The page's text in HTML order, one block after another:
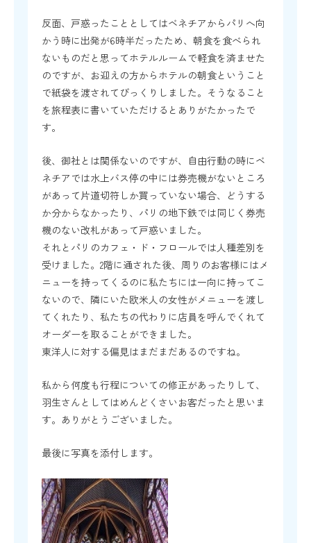
反面、戸惑ったこととしてはベネチアからパリへ向
かう時に出発が6時半だったため、朝食を食べられ
ないものだと思ってホテルルームで軽食を済ませた
のですが、お迎えの方からホテルの朝食ということ
で紙袋を渡されてびっくりしました。そうなること
を旅程表に書いていただけるとありがたかったで
す。
後、御社とは関係ないのですが、自由行動の時にベ
ネチアでは水上バス停の中には券売機がないところ
があって片道切符しか買っていない場合、どうする
か分からなかったり、パリの地下鉄では同じく券売
機のない改札があって戸惑いました。
それとパリのカフェ・ド・フロールでは人種差別を
受けました。2階に通された後、周りのお客様にはメ
ニューを持ってくるのに私たちには一向に持ってこ
ないので、隣にいた欧米人の女性がメニューを渡し
てくれたり、私たちの代わりに店員を呼んでくれて
オーダーを取ることができました。
東洋人に対する偏見はまだまだあるのですね。
私から何度も行程についての修正があったりして、
羽生さんとしてはめんどくさいお客だったと思いま
す。ありがとうございました。
最後に写真を添付します。